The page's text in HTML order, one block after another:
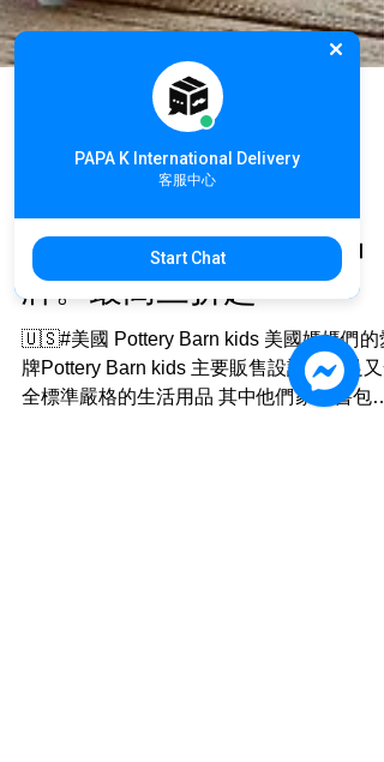
PAPA K.
2018年5月15日
讀畢需時 2 分鐘
美國媽媽推薦Pottery
Barn kids兒童嬰幼兒品
牌。最高三折起
🇺🇸#美國 Pottery Barn kids 美國媽媽們的
牌Pottery Barn kids 主要販售設計感十足又
PAPA K International Delivery
客服中心
Start Chat